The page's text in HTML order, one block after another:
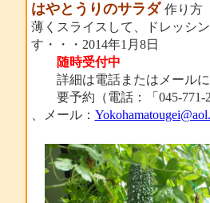
はやとうりのサラダ 作り方
薄くスライスして、ドレッシ
す・・・2014年1月8日
随時受付中
詳細は電話またはメールに
要予約（電話：「045-771-
、メール：